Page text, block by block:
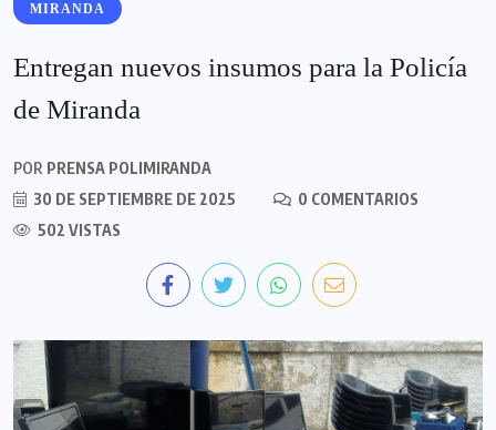
MIRANDA
Entregan nuevos insumos para la Policía
de Miranda
POR PRENSA POLIMIRANDA
30 DE SEPTIEMBRE DE 2025
0 COMENTARIOS
502 VISTAS